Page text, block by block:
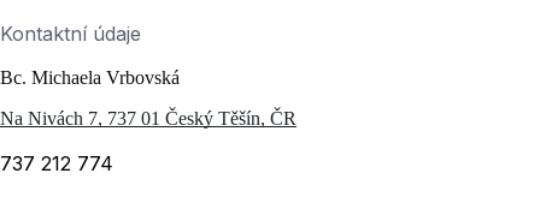
Kontaktní údaje
Bc. Michaela Vrbovská
Na Nivách 7, 737 01 Český Těšín, ČR
737 212 774